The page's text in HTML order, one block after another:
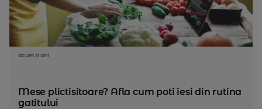
acum 8 ani
Mese plictisitoare? Afla cum poti iesi din rutina
gatitului